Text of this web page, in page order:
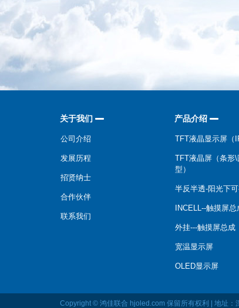
关于我们
公司介绍
发展历程
招贤纳士
合作伙伴
联系我们
产品介绍
TFT液晶显示屏（
TFT液晶屏（条形
型）
半反半透-阳光下
INCELL--触摸屏总
外挂---触摸屏总成
宽温显示屏
OLED显示屏
Copyright © 鸿佳联合 hjoled.com 保留所有权利 | 地址